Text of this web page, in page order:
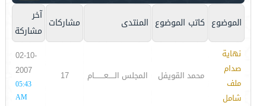
الموضوع كاتب الموضوع المنتدى مشاركات آخر
مشاركة
نهاية
صدام
ملف
شامل
محمد القويفل المجلس الـــــعــــــــام 17
02-10-
2007
05:43
AM